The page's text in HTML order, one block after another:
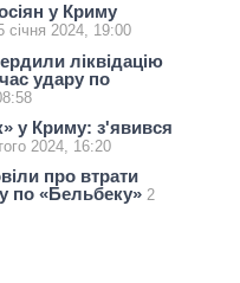
у Криму
січня 2024, 19:00
ліквідацію
удару по
у Криму: з'явився
2024, 16:20
про втрати
по «Бельбеку» 2